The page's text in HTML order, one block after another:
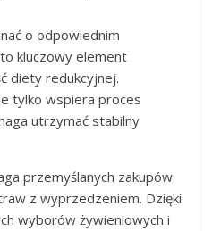
o odpowiednim
kluczowy element
diety redukcyjnej.
tylko wspiera proces
utrzymać stabilny
przemyślanych zakupów
z wyprzedzeniem. Dzięki
wyborów żywieniowych i